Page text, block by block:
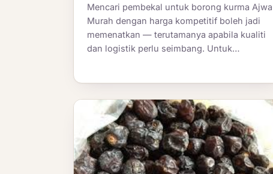
Mencari pembekal untuk borong kurma Ajwa
Murah dengan harga kompetitif boleh jadi
memenatkan — terutamanya apabila kualiti
dan logistik perlu seimbang. Untuk…